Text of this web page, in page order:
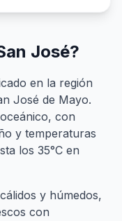
José?
en la región
José de Mayo.
con
y temperaturas
los 35°C en
y húmedos,
con